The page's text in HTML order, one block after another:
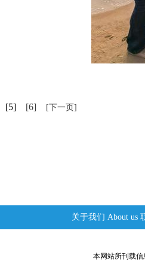
[5] [6] [下一页]
关于我们 About us
本网站所刊载